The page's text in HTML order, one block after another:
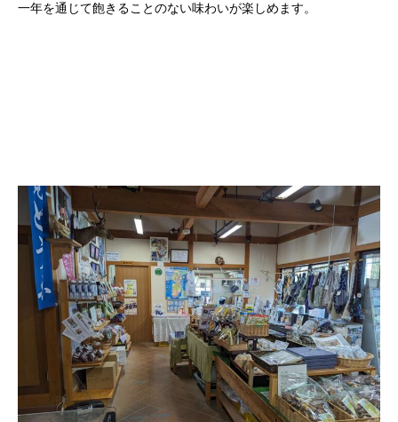
一年を通じて飽きることのない味わいが楽しめます。